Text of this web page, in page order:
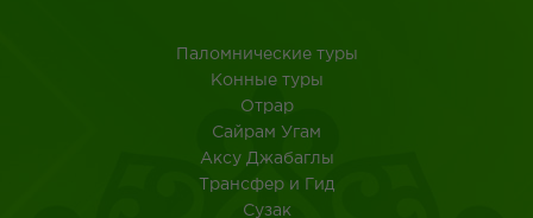
Паломнические туры
Конные туры
Отрар
Сайрам Угам
Аксу Джабаглы
Трансфер и Гид
Сузак